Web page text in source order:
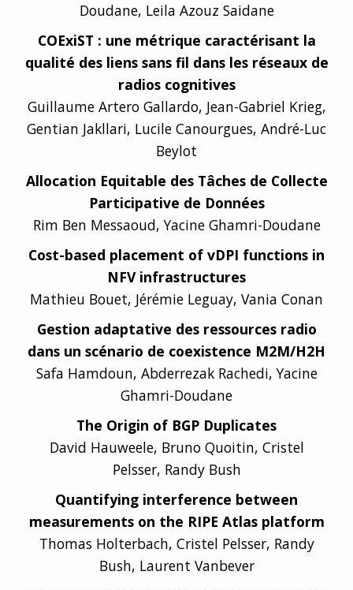
Doudane, Leila Azouz Saidane
COExiST : une métrique caractérisant la
qualité des liens sans fil dans les réseaux de
radios cognitives
Guillaume Artero Gallardo, Jean-Gabriel Krieg,
Gentian Jakllari, Lucile Canourgues, André-Luc
Beylot
Allocation Equitable des Tâches de Collecte
Participative de Données
Rim Ben Messaoud, Yacine Ghamri-Doudane
Cost-based placement of vDPI functions in
NFV infrastructures
Mathieu Bouet, Jérémie Leguay, Vania Conan
Gestion adaptative des ressources radio
dans un scénario de coexistence M2M/H2H
Safa Hamdoun, Abderrezak Rachedi, Yacine
Ghamri-Doudane
The Origin of BGP Duplicates
David Hauweele, Bruno Quoitin, Cristel
Pelsser, Randy Bush
Quantifying interference between
measurements on the RIPE Atlas platform
Thomas Holterbach, Cristel Pelsser, Randy
Bush, Laurent Vanbever